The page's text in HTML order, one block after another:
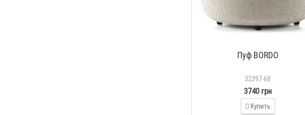
Пуф BORDO
32397-68
3740 грн
Купить